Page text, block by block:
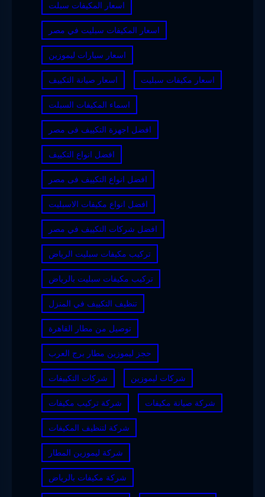
اسعار المكيفات سبلت
اسعار المكيفات سبليت في مصر
اسعار سيارات ليموزين
اسعار صيانة التكييف اسعار مكيفات سبليت
اسماء المكيفات السبلت
افضل اجهزة التكييف فى مصر
افضل انواع التكييف
افضل انواع التكييف فى مصر
افضل انواع مكيفات الاسبليت
افضل شركات التكييف في مصر
تركيب مكيفات سبليت الرياض
تركيب مكيفات سبليت بالرياض
تنظيف التكييف في المنزل
توصيل من مطار القاهرة
حجز ليموزين مطار برج العرب
شركات التكييفات شركات ليموزين
شركة تركيب مكيفات شركة صيانة مكيفات
شركة لتنظيف المكيفات
شركة ليموزين المطار
شركة مكيفات بالرياض